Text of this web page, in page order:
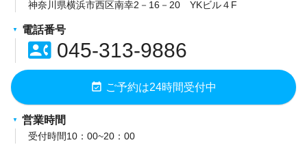
神奈川県横浜市西区南幸2－16－20 YKビル４F
電話番号
contact_phone045-313-9886
event_available ご予約は24時間受付中
営業時間
受付時間10：00~20：00